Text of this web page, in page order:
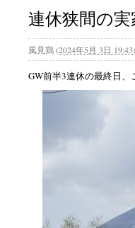
連休狭間の実
風見鶏(2024年5月 3日 19:43)
GW前半3連休の最終日、